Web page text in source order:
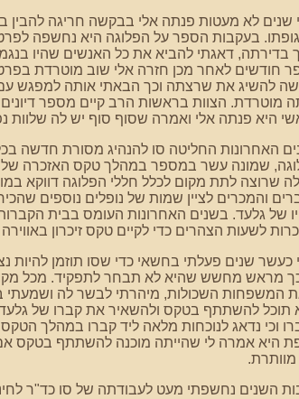
שנים לא מעטות פנתה אלי בבקשה חריגה להבין
בעקבות הספר על הפלוגה היא נחשפה
בדירתה, דאגתי להביא את כל האנשים שהיו
חודשים לאחר מכן חזרה אלי שוב מוטרדת
להשיג את שרצתה וכך הבאתי אותה למפגש
מוטרדת. הצוות בראשות הרב קיים מספר
היא פנתה אלי ואמרה שסוף סוף יש לה שלוות
האחרונות החליטה סו להנהיג מסורת חדשה
שמונה עשר במספר במהלך טקס האזכרה של
שרוצה לתת מקום לכלל חללי הפלוגה דווקא
והמכרים לציין שמות של נופלים נוספים
של גלעד. בשנים האחרונות העומס בבית
לשעות הצהרים כדי לקיים טקס זיכרון
כעשר שנים פעלתי בחשאי כדי שסו תוזמן
מראש מחשש שהיא לא תבחר לתפקיד. מכל
המשפחות השכולות, מיהרתי לבשר לה
תוכל להשתתף בטקס ולהשאיר את קברו של
וכי נדאג לנוכחות מלאה ליד קברו במהלך
היא אמרה לי שהייתה מוכנה להשתתף בטקס אם
מוותרת.
השנים נחשפתי מעט לעבודתה של סו כד"ר